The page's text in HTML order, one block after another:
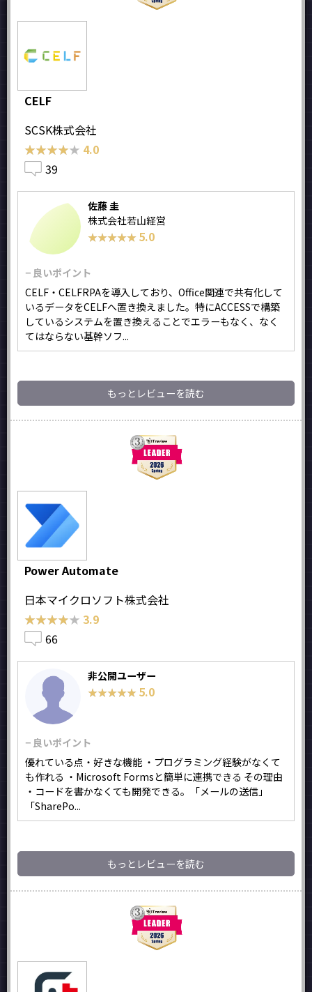
CELF
SCSK株式会社
★★★★★
★★★★★ 4.0
39
佐藤 圭
株式会社若山経営
★★★★★
★★★★★ 5.0
− 良いポイント
CELF・CELFRPAを導入しており、Office関連で共有化して
いるデータをCELFへ置き換えました。特にACCESSで構築
しているシステムを置き換えることでエラーもなく、なく
てはならない基幹ソフ...
もっとレビューを読む
Power Automate
日本マイクロソフト株式会社
★★★★★
★★★★★ 3.9
66
非公開ユーザー
★★★★★
★★★★★ 5.0
− 良いポイント
優れている点・好きな機能 ・プログラミング経験がなくて
も作れる ・Microsoft Formsと簡単に連携できる その理由
・コードを書かなくても開発できる。「メールの送信」
「SharePo...
もっとレビューを読む